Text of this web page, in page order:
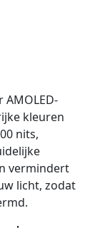
kleuren
nits,
vermindert
licht, zodat